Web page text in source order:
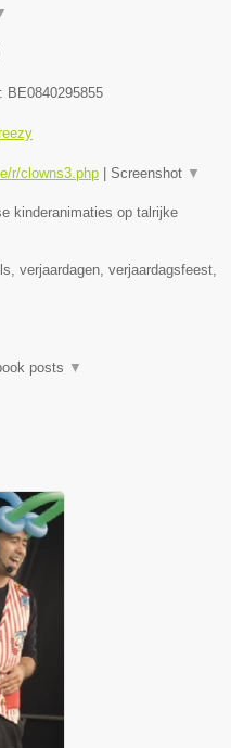
BE0840295855
r/clowns3.php Screenshot ▼
kinderanimaties op talrijke
verjaardagen, verjaardagsfeest,
posts ▼